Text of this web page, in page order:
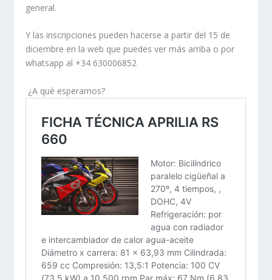
general.
Y las inscripciones pueden hacerse a partir del 15 de
diciembre en la web que puedes ver más arriba o por
whatsapp al +34 630006852
¿A qué esperamos?